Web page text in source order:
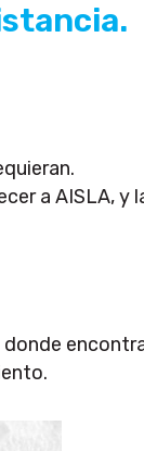
a AISLA, y